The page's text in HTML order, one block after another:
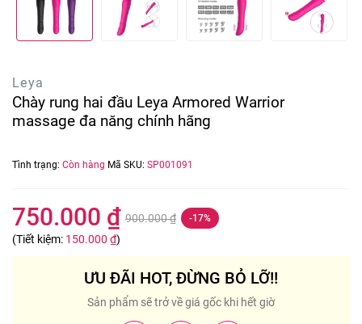
Leya
Chày rung hai đầu Leya Armored Warrior
massage đa năng chính hãng
Tình trạng: Còn hàng Mã SKU: SP001091
750.000 ₫ 900.000 ₫ -17%
(Tiết kiệm: 150.000 ₫)
ƯU ĐÃI HOT, ĐỪNG BỎ LỠ!!
Sản phẩm sẽ trở về giá gốc khi hết giờ